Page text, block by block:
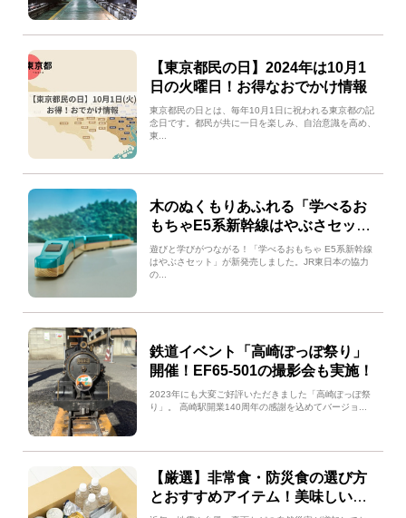
【東京都民の日】2024年は10月1
日の火曜日！お得なおでかけ情報
東京都民の日とは、毎年10月1日に祝われる東京都の記
念日です。都民が共に一日を楽しみ、自治意識を高め、
東...
木のぬくもりあふれる「学べるお
もちゃE5系新幹線はやぶさセッ
ト」のご紹介
遊びと学びがつながる！「学べるおもちゃ E5系新幹線
はやぶさセット」が新発売しました。JR東日本の協力
の...
鉄道イベント「高崎ぽっぽ祭り」
開催！EF65-501の撮影会も実施！
2023年にも大変ご好評いただきました「高崎ぽっぽ祭
り」。 高崎駅開業140周年の感謝を込めてバージョ...
【厳選】非常食・防災食の選び方
とおすすめアイテム！美味しい商